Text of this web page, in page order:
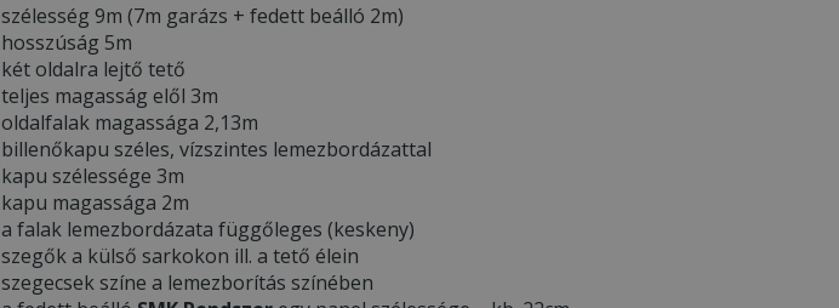
szélesség 9m (7m garázs + fedett beálló 2m)
hosszúság 5m
két oldalra lejtő tető
teljes magasság elől 3m
oldalfalak magassága 2,13m
billenőkapu széles, vízszintes lemezbordázattal
kapu szélessége 3m
kapu magassága 2m
a falak lemezbordázata függőleges (keskeny)
szegők a külső sarkokon ill. a tető élein
szegecsek színe a lemezborítás színében